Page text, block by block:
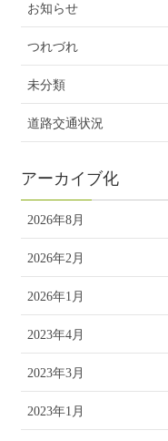
お知らせ
つれづれ
未分類
道路交通状況
アーカイブ化
2026年8月
2026年2月
2026年1月
2023年4月
2023年3月
2023年1月